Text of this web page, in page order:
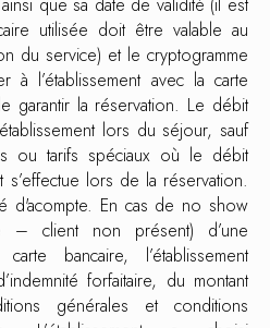
utilisée doit être valable au
du service) et le cryptogramme
l’établissement avec la carte
garantir la réservation. Le débit
lors du séjour, sauf
ou tarifs spéciaux où le débit
lors de la réservation.
d'acompte. En cas de no show
– client non présent) d’une
bancaire, l’établissement
forfaitaire, du montant
générales et conditions